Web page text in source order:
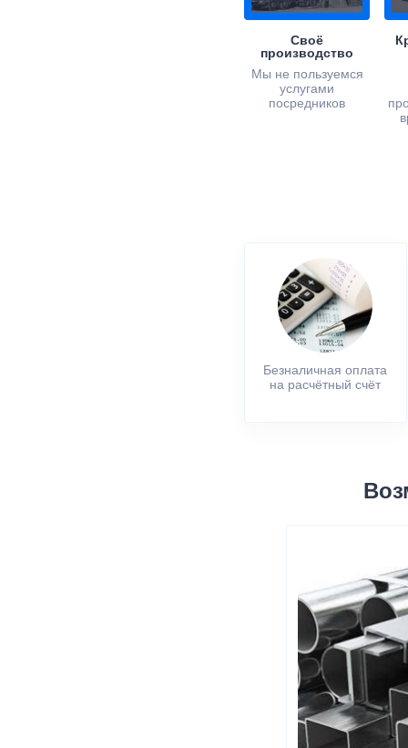
Своё
производство
Мы не пользуемся
услугами
посредников
Безналичная оплата
на расчётный счёт